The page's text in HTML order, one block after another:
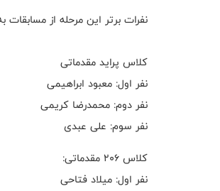
نفرات برتر این مرحله از
کلاس پراید مقدماتی
نفر اول: معبود ابراهیمی
نفر دوم: محمدرضا کریمی
نفر سوم: علی عبدی
کلاس ۲۰۶ مقدماتی:
نفر اول: میلاد فتاحی